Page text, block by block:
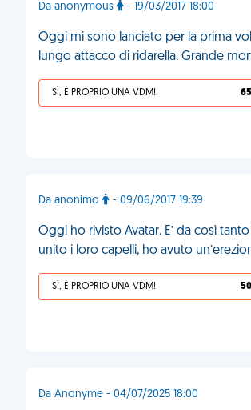
Da anonymous - 19/03/2017 18:00
Oggi mi sono lanciato per la prima
lungo attacco di ridarella. Grande
SÌ, È PROPRIO UNA VDM! 65
Da anonimo - 09/06/2017 19:39
Oggi ho rivisto Avatar. E’ da così
unito i loro capelli, ho avuto
SÌ, È PROPRIO UNA VDM! 50
Da Anonyme - 04/07/2025 18:00